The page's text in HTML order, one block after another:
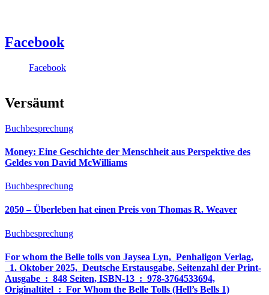
Facebook
Facebook
Versäumt
Buchbesprechung
Money: Eine Geschichte der Menschheit aus Perspektive des
Geldes von David McWilliams
Buchbesprechung
2050 – Überleben hat einen Preis von Thomas R. Weaver
Buchbesprechung
For whom the Belle tolls von Jaysea Lyn, ‎ Penhaligon Verlag,
‎ 1. Oktober 2025, ‎ Deutsche Erstausgabe, Seitenzahl der Print-
Ausgabe ‏ : ‎ 848 Seiten, ISBN-13 ‏ : ‎ 978-3764533694,
Originaltitel ‏ : ‎ For Whom the Belle Tolls (Hell’s Bells 1)